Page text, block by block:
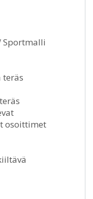
Sportmalli
osoittimet